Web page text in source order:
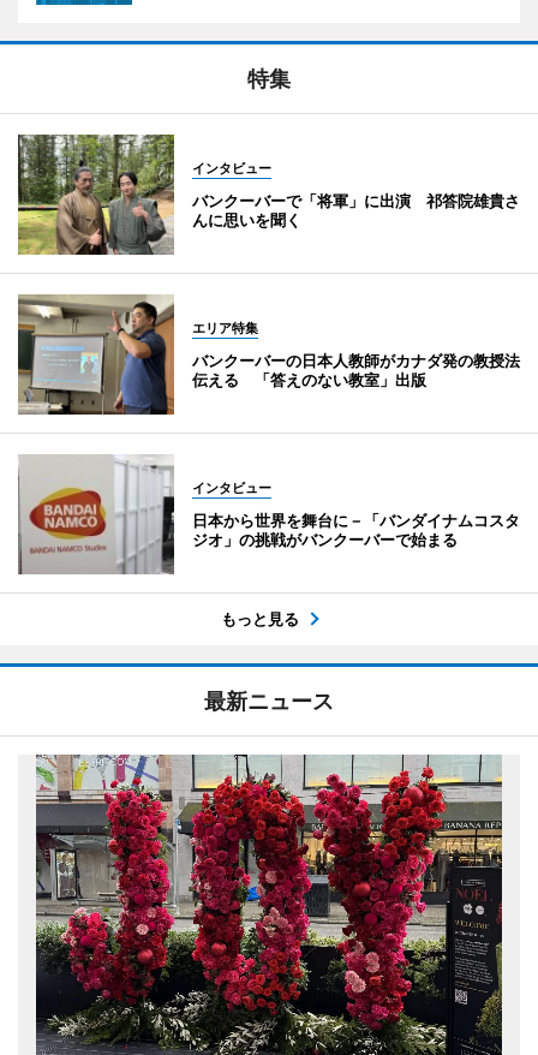
特集
インタビュー
バンクーバーで「将軍」に出演 祁答院雄貴さ
んに思いを聞く
エリア特集
バンクーバーの日本人教師がカナダ発の教授法
伝える 「答えのない教室」出版
インタビュー
日本から世界を舞台に－「バンダイナムコスタ
ジオ」の挑戦がバンクーバーで始まる
もっと見る
最新ニュース